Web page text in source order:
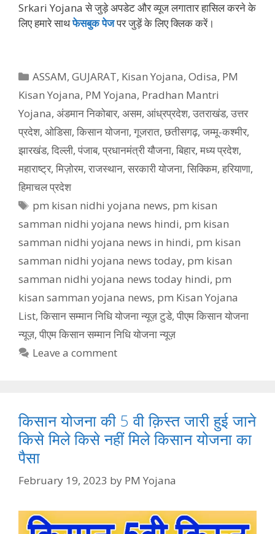
Srkari Yojana से जुड़े अपडेट और व्‍यूज लगातार हासिल करने के
लिए हमारे साथफेसबुक पेजपर जुड़ें के ल‍िए क्‍ल‍िक करें।
Categories
ASSAM,GUJARAT, Kisan Yojana,Odisa, PM
Kisan Yojana, PM Yojana, Pradhan Mantri
Yojana, अंडमान निकोबार, असम, आंध्रप्रदेश, उतराखंड, उत्तर
प्रदेश, ओडिसा, किसान योजना, गूजरात, छतीसगढ़, जम्मू-कश्मीर,
झारखंड, दिल्ली, पंजाब, प्रधानमंत्री यौजना, बिहार, मध्य प्रदेश,
महाराष्ट्र, मिज़ोरम, राजस्थान, सरकारी योजना, सिक्किम, हरियाणा,
हिमाचल प्रदेश
Tags
pm kisan nidhi yojana news, pm kisan
samman nidhi yojana news hindi, pm kisan
samman nidhi yojana news in hindi, pm kisan
samman nidhi yojana news today, pm kisan
samman nidhi yojana news today hindi, pm
kisan samman yojana news, pm Kisan Yojana
List, किसान सम्मान निधि योजना न्यूज़ टुडे, पीएम किसान योजना
न्यूज़, पीएम किसान सम्मान निधि योजना न्यूज़
Leave a comment
किसान योजना की 5 वी क़िस्त जारी हुई जाने
किसे मिले किसे नहीं मिले किसान योजना का
पैसा
February 19, 2023 by PM Yojana